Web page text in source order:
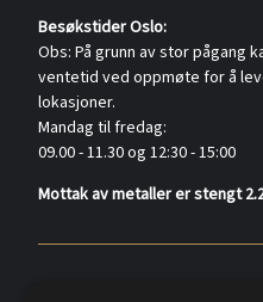
Besøkstider Oslo:
Obs: På grunn av stor pågang
ventetid ved oppmøte for å
lokasjoner.
Mandag til fredag:
09.00 - 11.30 og 12:30 - 15:00
Mottak av metaller er stengt